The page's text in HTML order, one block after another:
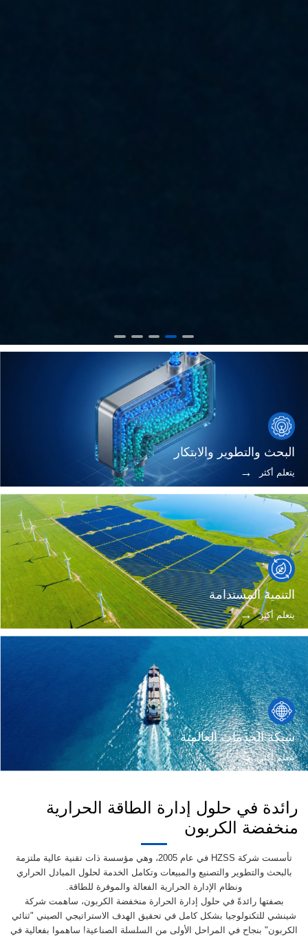
البحث والتطوير والابتكار
يتعلم أكثر
التنمية المستدامة
يتعلم أكثر
شبكة الخدمات العالمية
يتعلم أكثر
رائدة في حلول إدارة الطاقة الحرارية
منخفضة الكربون
تأسست شركة HZSS في عام 2005، وهي مؤسسة ذات تقنية عالية ملتزمة
بالبحث والتطوير والتصنيع والمبيعات وتكامل الخدمة لحلول المبادل الحراري
ونظام الإدارة الحرارية الفعالة والموفرة للطاقة.
بصفتها رائدةً في حلول إدارة الحرارة منخفضة الكربون، ساهمت شركة
شينشي للتكنولوجيا بشكل كامل في تحقيق الهدف الاستراتيجي الصيني "ثنائي
الكربون" بنجاح في المراحل الأولى من السلسلة الصناعية! ساهموا بفعالية في